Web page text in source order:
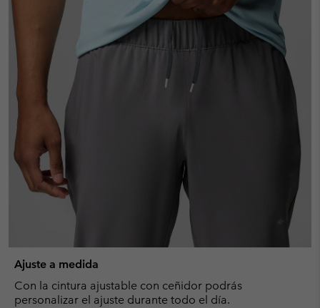
Ajuste a medida
Con la cintura ajustable con ceñidor podrás
personalizar el ajuste durante todo el día.